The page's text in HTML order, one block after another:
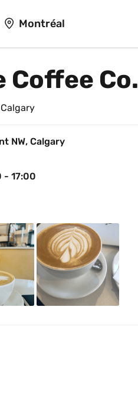
Montréal
Coffee Co.
NW, Calgary
- 17:00